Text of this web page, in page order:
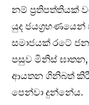
නම් ප්‍රතිපත්තියක්
යුද ජයග්‍රහණයෙන්
සමාජයක් රටේ
පසුව මිනිස් ඝාතන,
ආයතන ගිනිබත්
පෙන්වා දුන්නේය.